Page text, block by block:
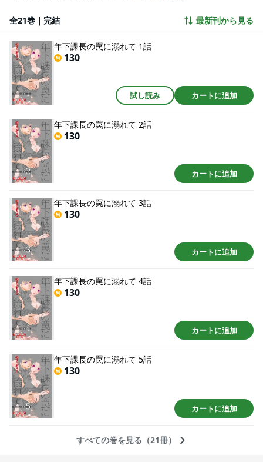
全21巻｜完結 最新刊から見る
年下課長の罠に溺れて 1話
130
試し読み カートに追加
年下課長の罠に溺れて 2話
130
カートに追加
年下課長の罠に溺れて 3話
130
カートに追加
年下課長の罠に溺れて 4話
130
カートに追加
年下課長の罠に溺れて 5話
130
カートに追加
すべての巻を見る（21冊）